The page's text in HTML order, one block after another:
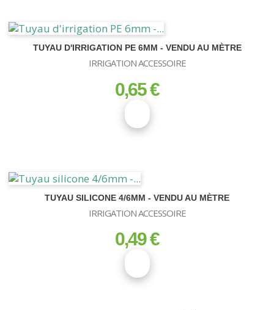
TUYAU D'IRRIGATION PE 6MM - VENDU AU MÈTRE
IRRIGATION ACCESSOIRE
prix
0,65 €
TUYAU SILICONE 4/6MM - VENDU AU MÈTRE
IRRIGATION ACCESSOIRE
prix
0,49 €